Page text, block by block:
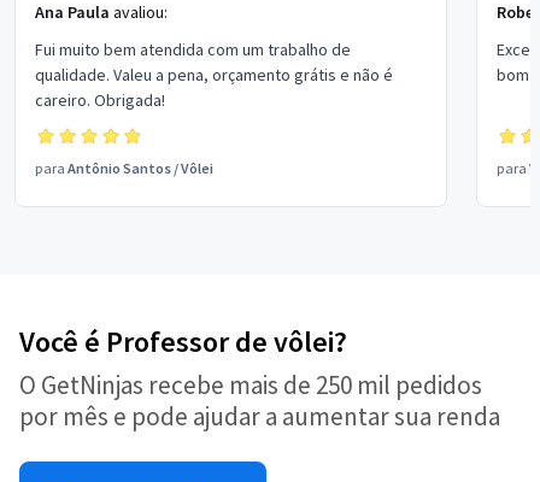
Ana Paula avaliou:
Fui muito bem atendida com um trabalho de
qualidade. Valeu a pena, orçamento grátis e não é
careiro. Obrigada!
para Antônio Santos /Vôlei
bom
para
Você é Professor de vôlei?
O GetNinjas recebe mais de 250 mil pedidos
por mês e pode ajudar a aumentar sua renda